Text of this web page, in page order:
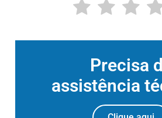
Precisa
assistência